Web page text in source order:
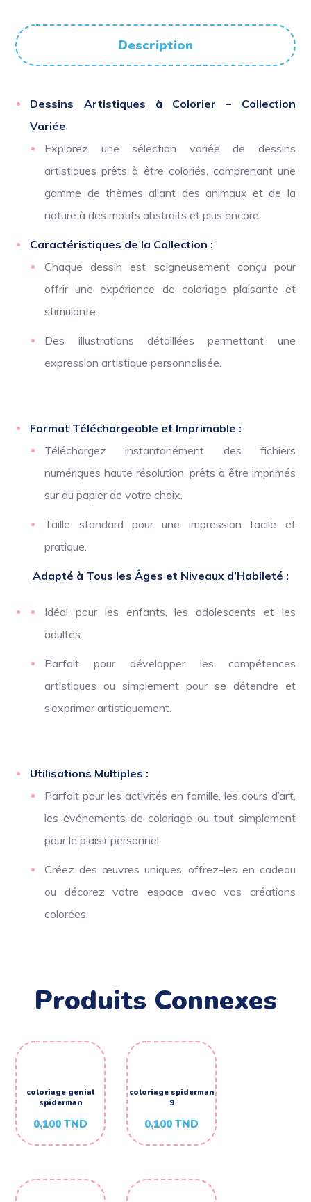
Description
Dessins Artistiques à Colorier – Collection
Variée
Explorez une sélection variée de dessins
artistiques prêts à être coloriés, comprenant une
gamme de thèmes allant des animaux et de la
nature à des motifs abstraits et plus encore.
Caractéristiques de la Collection :
Chaque dessin est soigneusement conçu pour
offrir une expérience de coloriage plaisante et
stimulante.
Des illustrations détaillées permettant une
expression artistique personnalisée.
Format Téléchargeable et Imprimable :
Téléchargez instantanément des fichiers
numériques haute résolution, prêts à être imprimés
sur du papier de votre choix.
Taille standard pour une impression facile et
pratique.
Adapté à Tous les Âges et Niveaux d’Habileté :
Idéal pour les enfants, les adolescents et les
adultes.
Parfait pour développer les compétences
artistiques ou simplement pour se détendre et
s’exprimer artistiquement.
Utilisations Multiples :
Parfait pour les activités en famille, les cours d’art,
les événements de coloriage ou tout simplement
pour le plaisir personnel.
Créez des œuvres uniques, offrez-les en cadeau
ou décorez votre espace avec vos créations
colorées.
Produits Connexes
coloriage genial
spiderman
0,100TND
coloriage spiderman
9
0,100TND